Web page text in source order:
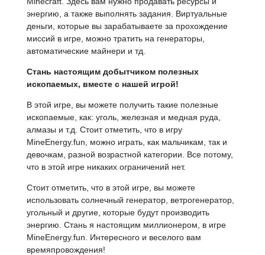
энергию, а также выполнять задания. Виртуальные
деньги, которые вы зарабатываете за прохождение
миссий в игре, можно тратить на генераторы,
автоматические майнери и тд.
Стань настоящим добытчиком полезных
ископаемых, вместе с нашей игрой!
В этой игре, вы можете получить такие полезные
ископаемые, как: уголь, железная и медная руда,
алмазы и т.д. Стоит отметить, что в игру
MineEnergy.fun, можно играть, как мальчикам, так и
девочкам, разной возрастной категории. Все потому,
что в этой игре никаких ограничений нет.
Стоит отметить, что в этой игре, вы можете
использовать солнечный генератор, ветрогенератор,
угольный и другие, которые будут производить
энергию. Стань я настоящим миллионером, в игре
MineEnergy.fun. Интересного и веселого вам
времяпровождения!